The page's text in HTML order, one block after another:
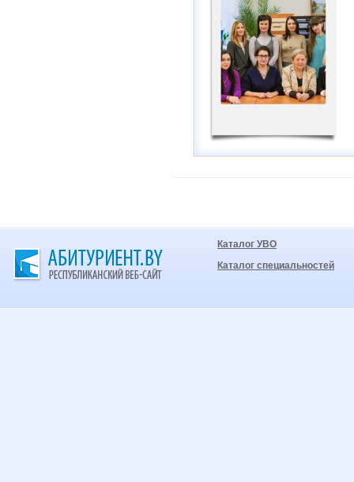
Каталог УВО
Каталог специальностей